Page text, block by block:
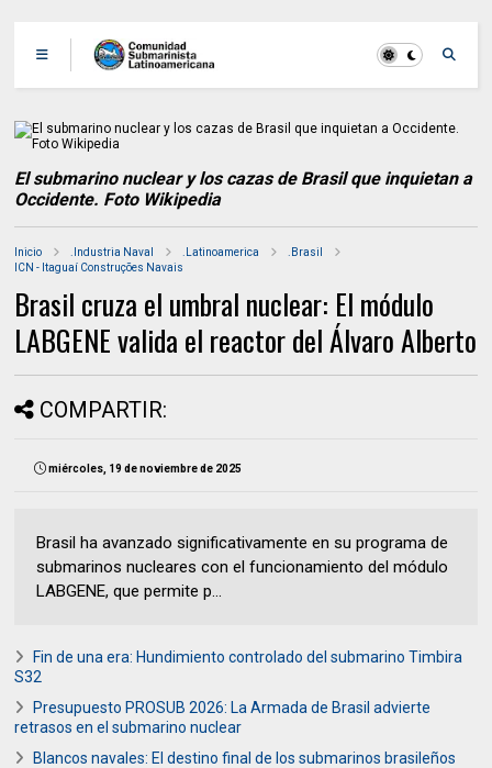
El submarino nuclear y los cazas de Brasil que inquietan a
Occidente. Foto Wikipedia
Inicio .Industria Naval .Latinoamerica
.Brasil
ICN - Itaguaí Construções Navais
Brasil cruza el umbral nuclear: El módulo
LABGENE valida el reactor del Álvaro Alberto
COMPARTIR:
miércoles, 19 de noviembre de 2025
Brasil ha avanzado significativamente en su programa de
submarinos nucleares con el funcionamiento del módulo
LABGENE, que permite p...
Fin de una era: Hundimiento controlado del submarino Timbira
S32
Presupuesto PROSUB 2026: La Armada de Brasil advierte
retrasos en el submarino nuclear
Blancos navales: El destino final de los submarinos brasileños